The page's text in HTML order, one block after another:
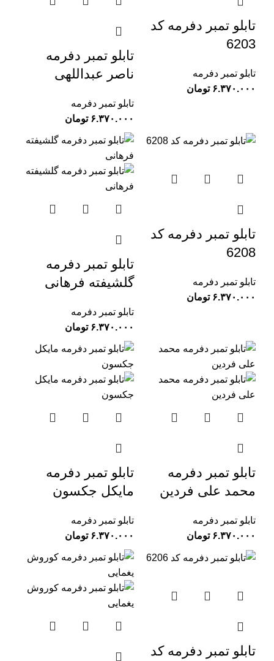
تابلو تمبر دفرمه کد
6203
تابلو تمبر دفرمه
تومان
تابلو تمبر دفرمه
ناصر عبداللهی
تابلو تمبر دفرمه
تومان
تابلو تمبر دفرمه کد
6208
تابلو تمبر دفرمه
تومان
تابلو تمبر دفرمه
گلشیفته فرهانی
تابلو تمبر دفرمه
تومان
تابلو تمبر دفرمه
محمد علی فردین
تابلو تمبر دفرمه
تومان
تابلو تمبر دفرمه
مایکل جکسون
تابلو تمبر دفرمه
تومان
تابلو تمبر دفرمه کد